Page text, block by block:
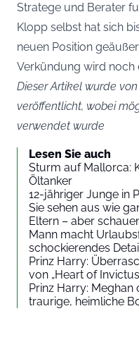
Stratege und Berater
Klopp selbst hat sich
neuen Position
Verkündung wird noch
Dieser Artikel wurde
veröffentlicht, wobei
verwendet wurde
Lesen Sie auch
Sturm auf Mallorca:
Öltanker
12-jähriger Junge in
Sie sehen aus wie
Eltern – aber
Mann macht
schockierendes
Prinz Harry:
von „Heart of
Prinz Harry: Meghan
traurige, heimliche